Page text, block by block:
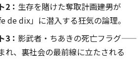
2： 生存を賭けた奪取計画――建男が
de dix」に潜入する狂気の論理。
3： 影武者・ちあきの死亡フラグ――
れ、裏社会の最前線に立たされる